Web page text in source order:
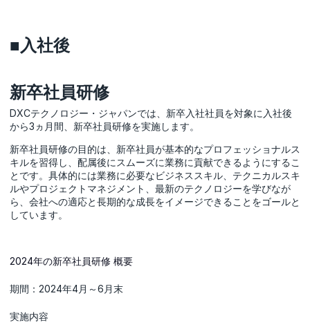
■入社後
新卒社員研修
DXCテクノロジー・ジャパンでは、新卒入社社員を対象に入社後
から3ヵ月間、新卒社員研修を実施します。
新卒社員研修の目的は、新卒社員が基本的なプロフェッショナルス
キルを習得し、配属後にスムーズに業務に貢献できるようにするこ
とです。具体的には業務に必要なビジネススキル、テクニカルスキ
ルやプロジェクトマネジメント、最新のテクノロジーを学びなが
ら、会社への適応と長期的な成長をイメージできることをゴールと
しています。
2024年の新卒社員研修 概要
期間：2024年4月～6月末
実施内容